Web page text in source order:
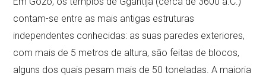
contam-se entre as mais antigas estruturas
independentes conhecidas: as suas paredes exteriores,
com mais de 5 metros de altura, são feitas de blocos,
alguns dos quais pesam mais de 50 toneladas. A maioria